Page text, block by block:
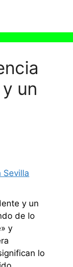
un
Sevilla
y un
de lo
y
lo